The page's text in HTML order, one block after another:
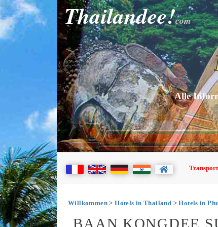
Thailandee!com
Alle
Transport
Willkommen>Hotels in Thailand >Hotels in
BAAN KONGDEE